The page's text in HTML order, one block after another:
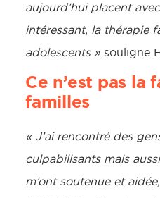
aujourd’hui placent
intéressant, la thérapie
adolescents » souligne
Ce n’est pas la
familles
« J’ai rencontré des
culpabilisants mais
m’ont soutenue et